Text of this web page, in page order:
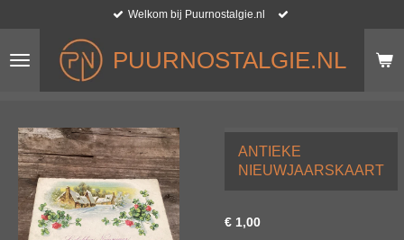
naar
hoofdinhoud
PUURNOSTALGIE.NL
Welkom bij Puurnostalgie.nl
ANTIEKE
NIEUWJAARSKAART
€ 1,00